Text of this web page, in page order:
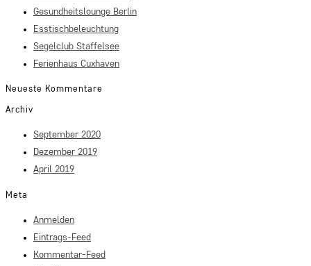
Gesundheitslounge Berlin
Esstischbeleuchtung
Segelclub Staffelsee
Ferienhaus Cuxhaven
Neueste Kommentare
Archiv
September 2020
Dezember 2019
April 2019
Meta
Anmelden
Eintrags-Feed
Kommentar-Feed